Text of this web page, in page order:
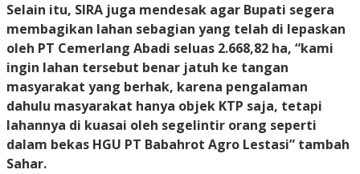
Selain itu, SIRA juga mendesak agar Bupati segera
membagikan lahan sebagian yang telah di lepaskan
oleh PT Cemerlang Abadi seluas 2.668,82 ha, “kami
ingin lahan tersebut benar jatuh ke tangan
masyarakat yang berhak, karena pengalaman
dahulu masyarakat hanya objek KTP saja, tetapi
lahannya di kuasai oleh segelintir orang seperti
dalam bekas HGU PT Babahrot Agro Lestasi” tambah
Sahar.